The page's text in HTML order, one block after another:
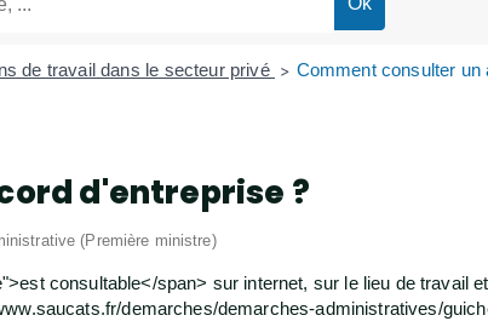
de travail dans le secteur privé > Comment consulter
d'entreprise ?
(Première ministre)
consultable</span> sur internet, sur le lieu de travail
demarches/demarches-administratives/